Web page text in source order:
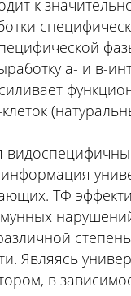
к
а- и в-
ТФ
Являясь
в